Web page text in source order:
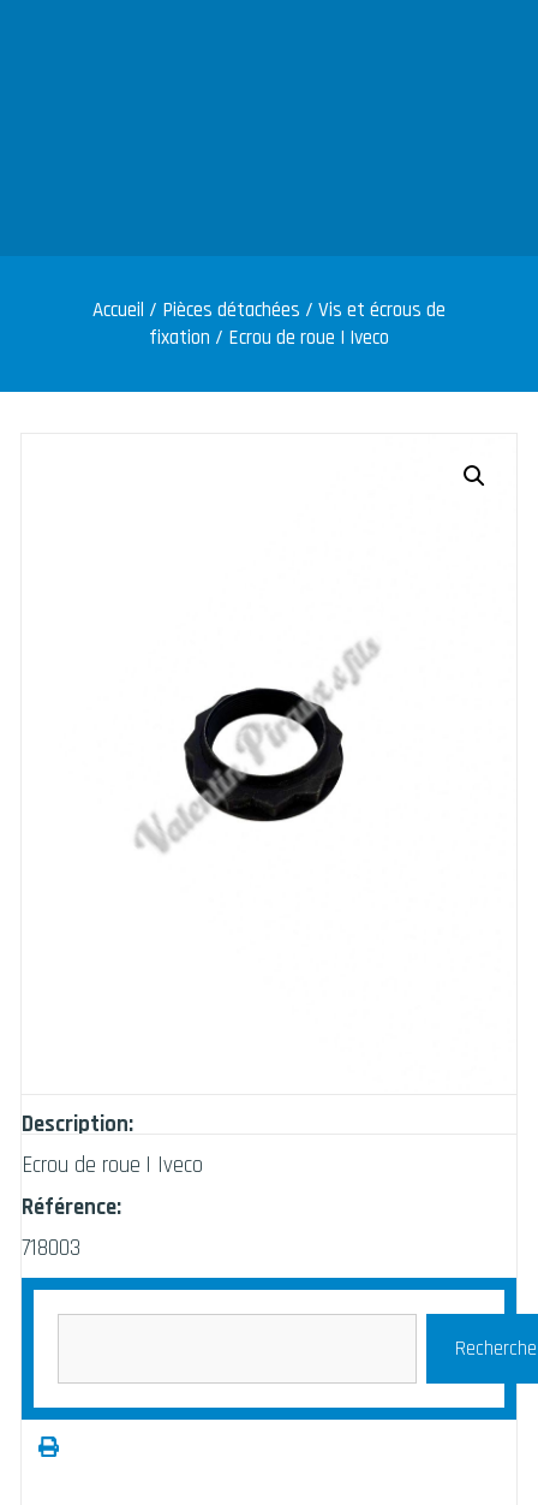
Accueil / Pièces détachées / Vis et écrous de
fixation / Ecrou de roue | Iveco
Description:
Ecrou de roue | Iveco
Référence:
718003